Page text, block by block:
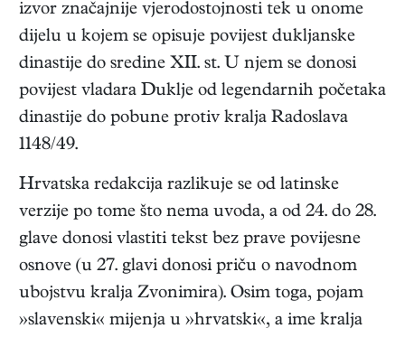
izvor značajnije vjerodostojnosti tek u onome
dijelu u kojem se opisuje povijest dukljanske
dinastije do sredine XII. st. U njem se donosi
povijest vladara Duklje od legendarnih početaka
dinastije do pobune protiv kralja Radoslava
1148/49.
Hrvatska redakcija razlikuje se od latinske
verzije po tome što nema uvoda, a od 24. do 28.
glave donosi vlastiti tekst bez prave povijesne
osnove (u 27. glavi donosi priču o navodnom
ubojstvu kralja Zvonimira). Osim toga, pojam
»slavenski« mijenja u »hrvatski«, a ime kralja